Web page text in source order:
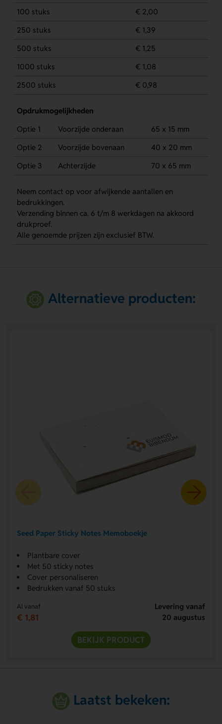
100 stuks
€ 2,00
250 stuks
€ 1,39
500 stuks
€ 1,25
1000 stuks
€ 1,08
2500 stuks
€ 0,98
Opdrukmogelijkheden
Optie 1
Voorzijde onderaan
65 x 15 mm
Optie 2
Voorzijde bovenaan
40 x 20 mm
Optie 3
Achterzijde 70 x 65 mm
Neem contact op voor afwijkende aantallen en
bedrukkingen.
Verzending binnen ca. 6 t/m 8 werkdagen na akkoord
drukproef.
Alle genoemde prijzen zijn exclusief BTW.
Alternatieve producten:
Seed Paper Sticky Notes Memoboekje
Plantbare cover
Met 50 sticky notes
Cover personaliseren
Bedrukken vanaf 50 stuks
Al vanaf
€ 1,81
Levering vanaf
20 augustus
BEKIJK PRODUCT
Laatst bekeken: